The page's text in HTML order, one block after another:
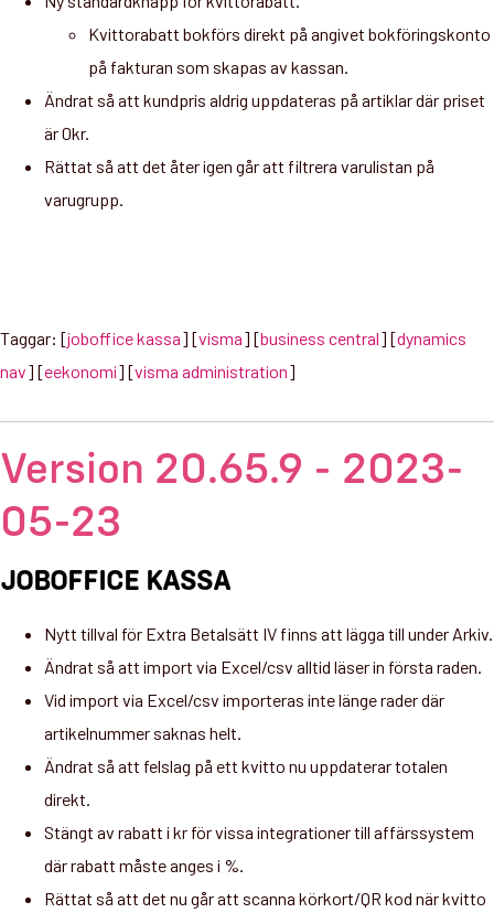
Kvittorabatt bokförs direkt på angivet bokföringskonto
på fakturan som skapas av kassan.
Ändrat så att kundpris aldrig uppdateras på artiklar där priset
är 0kr.
Rättat så att det åter igen går att filtrera varulistan på
varugrupp.
Taggar: [joboffice kassa] [visma] [business central] [dynamics
nav] [eekonomi] [visma administration]
Version 20.65.9 - 2023-
05-23
JOBOFFICE KASSA
Nytt tillval för Extra Betalsätt IV finns att lägga till under Arkiv.
Ändrat så att import via Excel/csv alltid läser in första raden.
Vid import via Excel/csv importeras inte länge rader där
artikelnummer saknas helt.
Ändrat så att felslag på ett kvitto nu uppdaterar totalen
direkt.
Stängt av rabatt i kr för vissa integrationer till affärssystem
där rabatt måste anges i %.
Rättat så att det nu går att scanna körkort/QR kod när kvitto